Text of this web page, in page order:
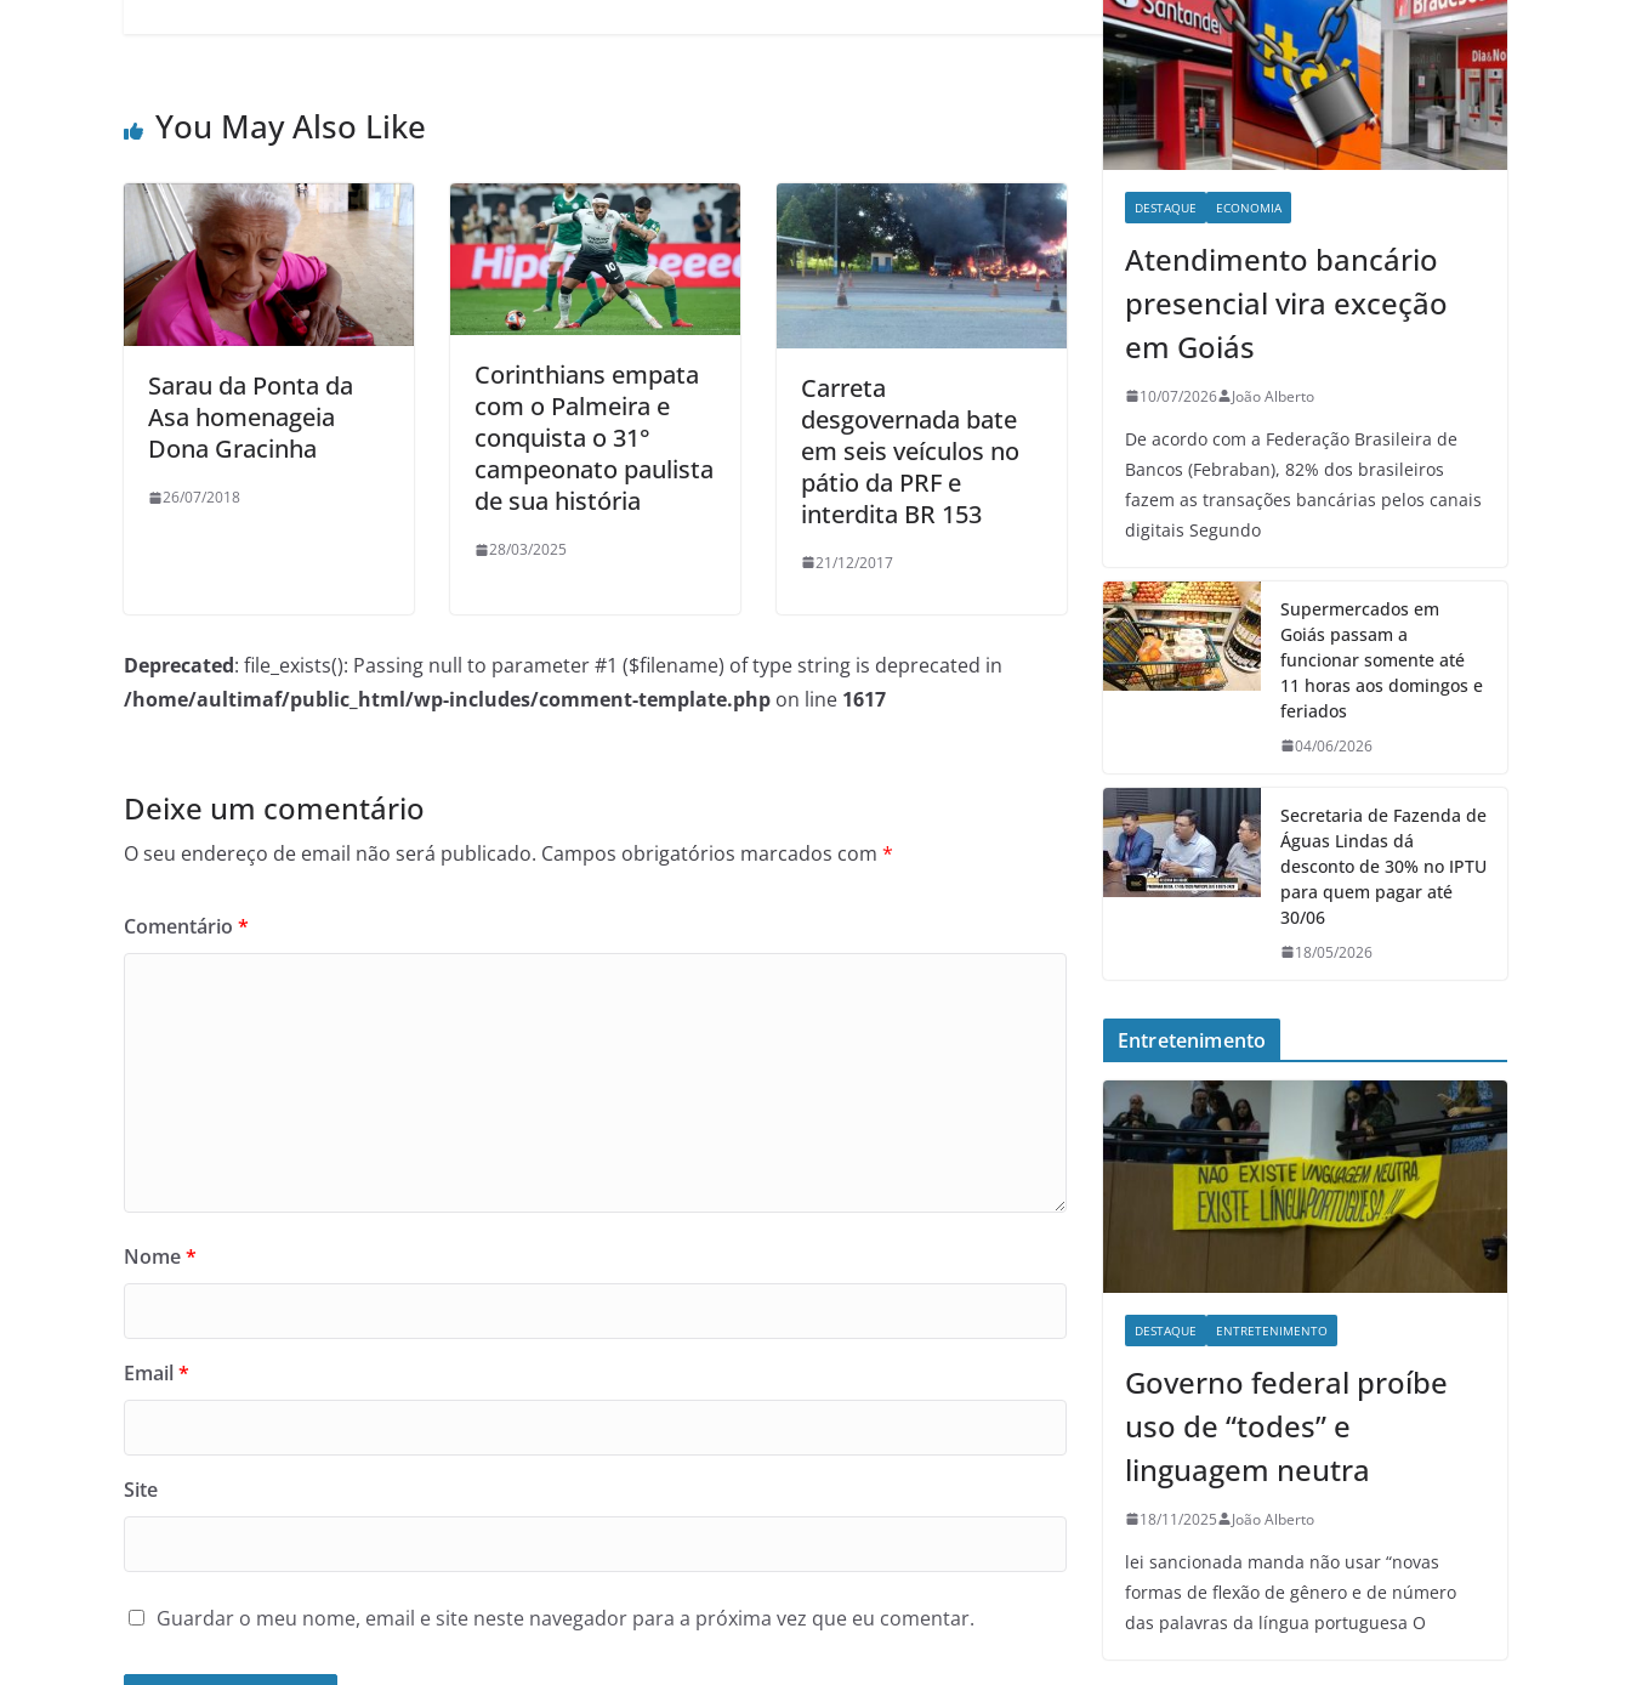
You May Also Like
Sarau da Ponta da
Asa homenageia
Dona Gracinha
26/07/2018
Corinthians empata
com o Palmeira e
conquista o 31°
campeonato paulista
de sua história
28/03/2025
Carreta
desgovernada bate
em seis veículos no
pátio da PRF e
interdita BR 153
21/12/2017
Deprecated: file_exists(): Passing null to parameter #1 ($filename) of type string is deprecated in
/home/aultimaf/public_html/wp-includes/comment-template.php on line 1617
Deixe um comentário
O seu endereço de email não será publicado. Campos obrigatórios marcados com *
Comentário *
Nome*
Email*
Site
Guardar o meu nome, email e site neste navegador para a próxima vez que eu comentar.
DESTAQUE ECONOMIA
Atendimento bancário
presencial vira exceção
em Goiás
10/07/2026 João Alberto
De acordo com a Federação Brasileira de
Bancos (Febraban), 82% dos brasileiros
fazem as transações bancárias pelos canais
digitais Segundo
Supermercados em
Goiás passam a
funcionar somente até
11 horas aos domingos e
feriados
04/06/2026
Secretaria de Fazenda de
Águas Lindas dá
desconto de 30% no IPTU
para quem pagar até
30/06
18/05/2026
Entretenimento
DESTAQUE ENTRETENIMENTO
Governo federal proíbe
uso de “todes” e
linguagem neutra
18/11/2025 João Alberto
lei sancionada manda não usar “novas
formas de flexão de gênero e de número
das palavras da língua portuguesa O